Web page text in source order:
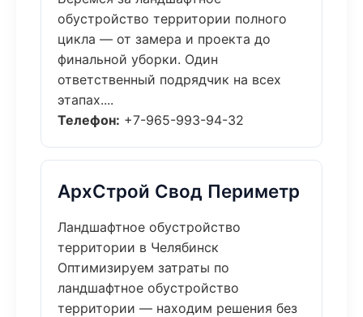
обустройство территории полного
цикла — от замера и проекта до
финальной уборки. Один
ответственный подрядчик на всех
этапах....
Телефон: +7-965-993-94-32
АрхСтрой Свод Периметр
Ландшафтное обустройство
территории в Челябинск
Оптимизируем затраты по
ландшафтное обустройство
территории — находим решения без